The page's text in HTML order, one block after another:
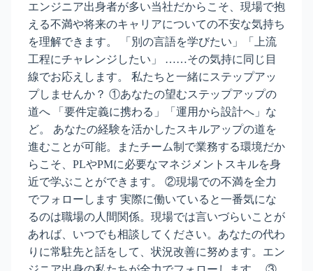
エンジニア出身者が多い当社だからこそ、現場で抱
える不満や将来のキャリアについての不安な気持ち
を理解できます。 「別の言語を学びたい」「上流
工程にチャレンジしたい」 ……その気持に同じ目
線でお応えします。 私たちと一緒にステップアッ
プしませんか？ ①あなたの望むステップアップの
道へ 「要件定義に携わる」「運用から設計へ」な
ど。 あなたの経験を活かしたスキルアップの道を
進むことが可能。またチーム制で業務する環境だか
らこそ、PLやPMに必要なマネジメントスキルを身
近で学ぶことができます。 ②現場での不満を全力
でフォローします 実際に働いていると一番気にな
るのは職場の人間関係。現場では言いづらいことが
あれば、いつでも相談してください。あなたの代わ
りに常駐先と話をして、状況改善に努めます。エン